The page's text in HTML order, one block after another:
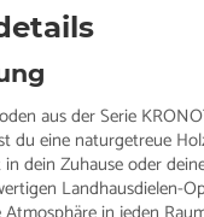
aus der Serie
du eine naturgetreue
dein Zuhause oder
Landhausdielen-